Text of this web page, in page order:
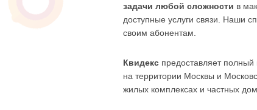
задачи любой сложности в
доступные услуги связи. Наши
своим абонентам.
Квидекс предоставляет полный
на территории Москвы и
жилых комплексах и частных